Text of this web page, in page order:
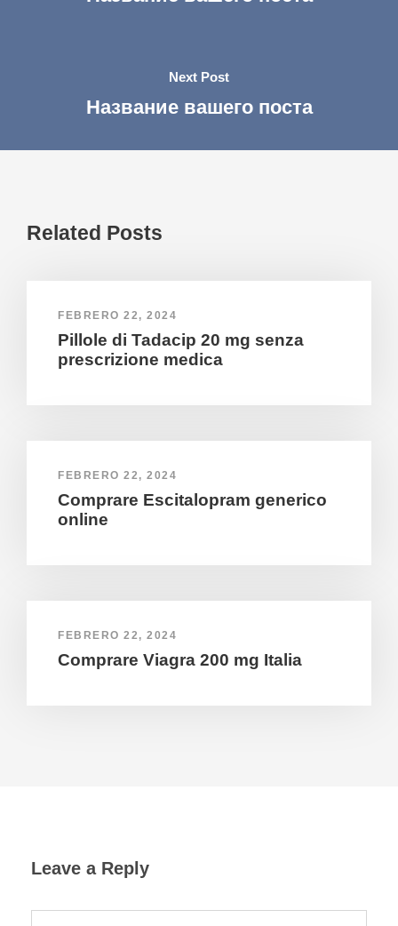
Next Post
Название вашего поста
Related Posts
FEBRERO 22, 2024
Pillole di Tadacip 20 mg senza
prescrizione medica
FEBRERO 22, 2024
Comprare Escitalopram generico
online
FEBRERO 22, 2024
Comprare Viagra 200 mg Italia
Leave a Reply